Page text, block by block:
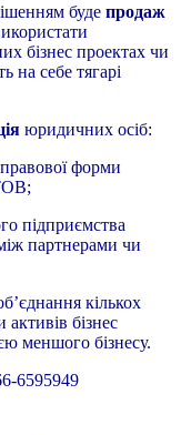
буде продаж
бізнес проектах чи
на себе тягарі
юридичних осіб:
правової форми
підприємства
партнерами чи
кількох
активів бізнес
меншого бізнесу.
6595949